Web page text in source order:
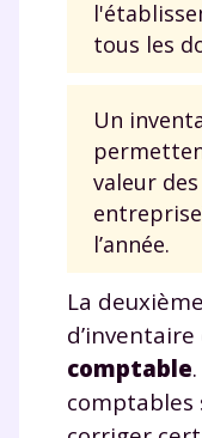
tous les
Un
valeur
l’année.
La
d’inventaire
comptable
comptables
Testez
scolaire
Fiches
corrigés,
Un
suivre les
Tout le
la